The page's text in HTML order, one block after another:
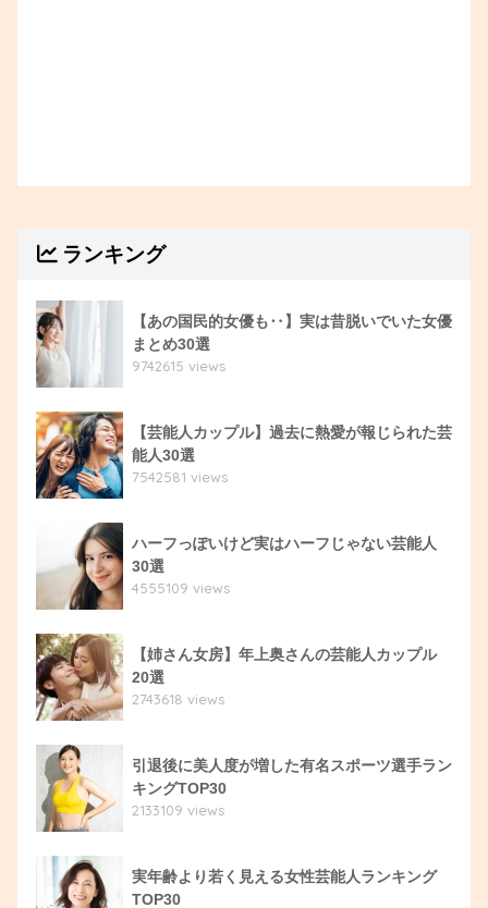
ランキング
【あの国民的女優も‥】実は昔脱いでいた女優
まとめ30選
9742615 views
【芸能人カップル】過去に熱愛が報じられた芸
能人30選
7542581 views
ハーフっぽいけど実はハーフじゃない芸能人
30選
4555109 views
【姉さん女房】年上奥さんの芸能人カップル
20選
2743618 views
引退後に美人度が増した有名スポーツ選手ラン
キングTOP30
2133109 views
実年齢より若く見える女性芸能人ランキング
TOP30